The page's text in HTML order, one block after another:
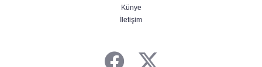
"Muhalif maskesi" altındaki 11 sosyal medya
Künye
İletişim